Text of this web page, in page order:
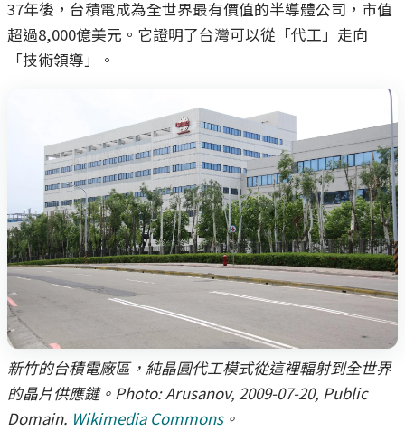
37年後，台積電成為全世界最有價值的半導體公司，市值
超過8,000億美元。它證明了台灣可以從「代工」走向
「技術領導」。
新竹的台積電廠區，純晶圓代工模式從這裡輻射到全世界
的晶片供應鏈。Photo: Arusanov, 2009-07-20, Public
Domain. Wikimedia Commons。